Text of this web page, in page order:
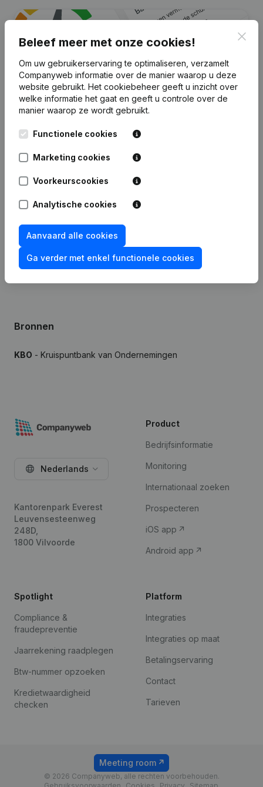
Zoek je meer informatie over dit
bedrijf?
Raadpleeg de gezondheid in een oogopslag
Kies voor snelle inzichten of granulaire details
Krijg updates van belangrijke ontwikkelingen
Meer ontdekken
7 dagen gratis proefperiode, geen kredietkaart vereist.
Bronnen
KBO - Kruispuntbank van Ondernemingen
Beleef meer met onze cookies!
Om uw gebruikerservaring te optimaliseren, verzamelt
Companyweb informatie over de manier waarop u deze
website gebruikt. Het cookiebeheer geeft u inzicht over
welke informatie het gaat en geeft u controle over de
manier waarop ze wordt gebruikt.
Functionele cookies
Marketing cookies
Voorkeurscookies
Analytische cookies
Aanvaard alle cookies
Ga verder met enkel functionele cookies
Nederlands
Kantorenpark Everest
Leuvensesteenweg
248D,
1800 Vilvoorde
Product
Bedrijfsinformatie
Monitoring
Internationaal zoeken
Prospecteren
iOS app
Android app
Spotlight
Compliance &
fraudepreventie
Jaarrekening raadplegen
Btw-nummer opzoeken
Kredietwaardigheid
checken
Platform
Integraties
Integraties op maat
Betalingservaring
Contact
Tarieven
© 2026 Companyweb, alle rechten voorbehouden.
Meeting room